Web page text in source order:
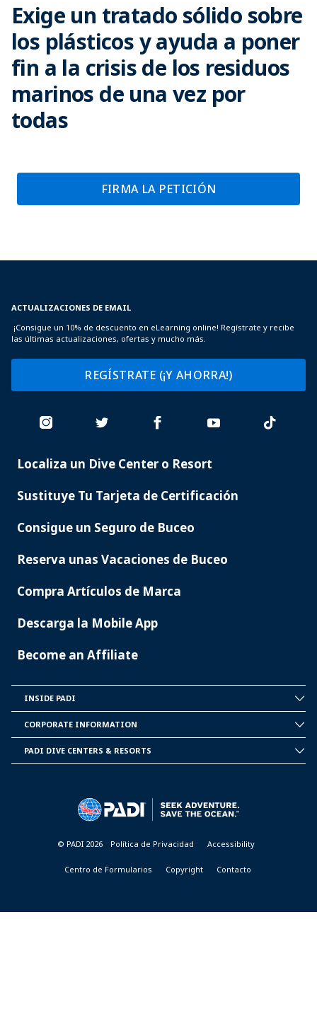
Exige un tratado sólido sobre
los plásticos y ayuda a poner
fin a la crisis de los residuos
marinos de una vez por
todas
FIRMA LA PETICIÓN
ACTUALIZACIONES DE EMAIL
¡Consigue un 10% de descuento en eLearning online! Regístrate y recibe
las últimas actualizaciones, ofertas y mucho más.
REGÍSTRATE (¡Y AHORRA!)
PADI
Localiza un Dive Center o Resort
Sustituye Tu Tarjeta de Certificación
Consigue un Seguro de Buceo
Reserva unas Vacaciones de Buceo
Compra Artículos de Marca
Descarga la Mobile App
Become an Affiliate
PADI
INSIDE PADI
INFORMATION
CORPORATE INFORMATION
PADI DIVE CENTERS & RESORTS
© PADI 2026 Política de Privacidad Accessibility
Centro de Formularios Copyright Contacto